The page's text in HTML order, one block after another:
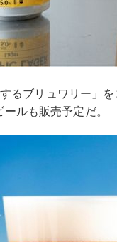
るブリュワリー」を
ルも販売予定だ。